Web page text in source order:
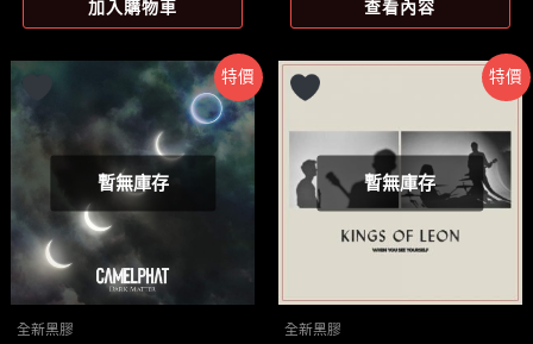
加入購物車
格：
格：
查看內容
特價
暫無庫存
全新黑膠
特價
暫無庫存
全新黑膠